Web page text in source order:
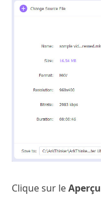
Clique sur leAperçu